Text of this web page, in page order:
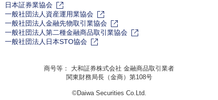
日本証券業協会
一般社団法人資産運用業協会
一般社団法人金融先物取引業協会
一般社団法人第二種金融商品取引業協会
一般社団法人日本STO協会
商号等： 大和証券株式会社 金融商品取引業者
関東財務局長（金商）第108号
©Daiwa Securities Co.Ltd.